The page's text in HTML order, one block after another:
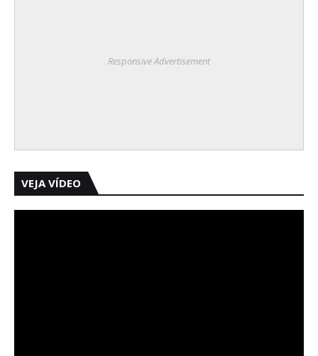
Responsive Advertisement
VEJA VÍDEO